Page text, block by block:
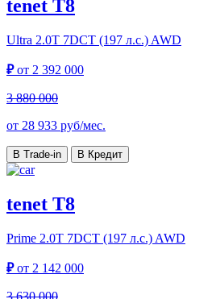
tenet T8
Ultra 2.0T 7DCT (197 л.с.) AWD
₽от 2 392 000
3 880 000
от 28 933 руб/мес.
В Trade-in В Кредит
tenet T8
Prime 2.0T 7DCT (197 л.с.) AWD
₽от 2 142 000
3 630 000